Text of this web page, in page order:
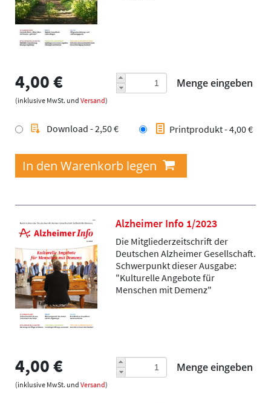
4,00 €
(inklusive MwSt. und Versand)
Printprodukt - 4,00 €
Download - 2,50 €
Menge eingeben
Alzheimer Info 1/2023
Die Mitgliederzeitschrift der
Deutschen Alzheimer Gesellschaft.
Schwerpunkt dieser Ausgabe:
"Kulturelle Angebote für
Menschen mit Demenz"
4,00 €
(inklusive MwSt. und Versand)
Menge eingeben